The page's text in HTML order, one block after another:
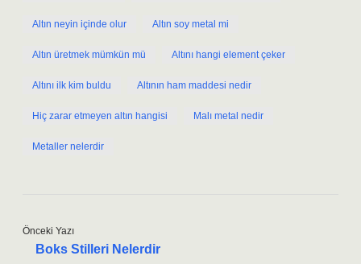
Altın neyin içinde olur Altın soy metal mi
Altın üretmek mümkün mü Altını hangi element çeker
Altını ilk kim buldu Altının ham maddesi nedir
Hiç zarar etmeyen altın hangisi Malı metal nedir
Metaller nelerdir
Önceki Yazı
Boks Stilleri Nelerdir